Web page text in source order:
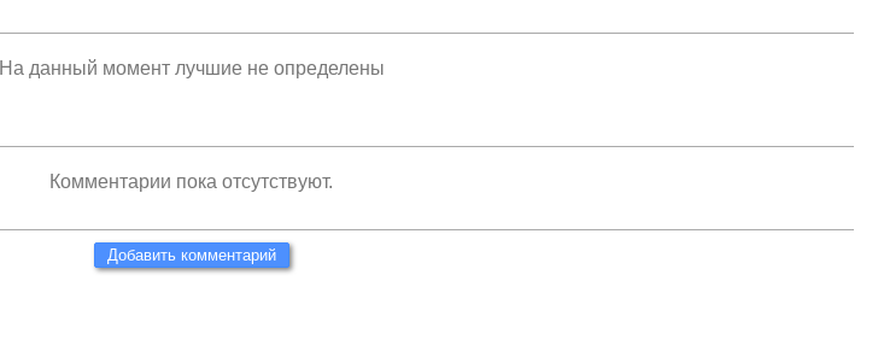
На данный момент лучшие не определены
Комментарии пока отсутствуют.
Добавить комментарий